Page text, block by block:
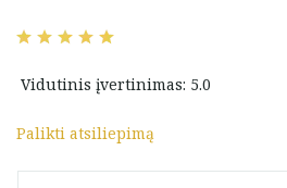
Vidutinis įvertinimas: 5.0
Palikti atsiliepimą